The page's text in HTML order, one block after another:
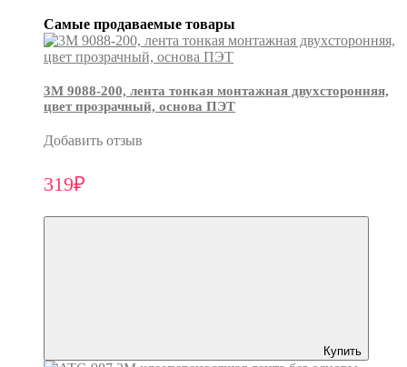
Самые продаваемые товары
3М 9088-200, лента тонкая монтажная двухсторонняя,
цвет прозрачный, основа ПЭТ
Добавить отзыв
319₽
Купить